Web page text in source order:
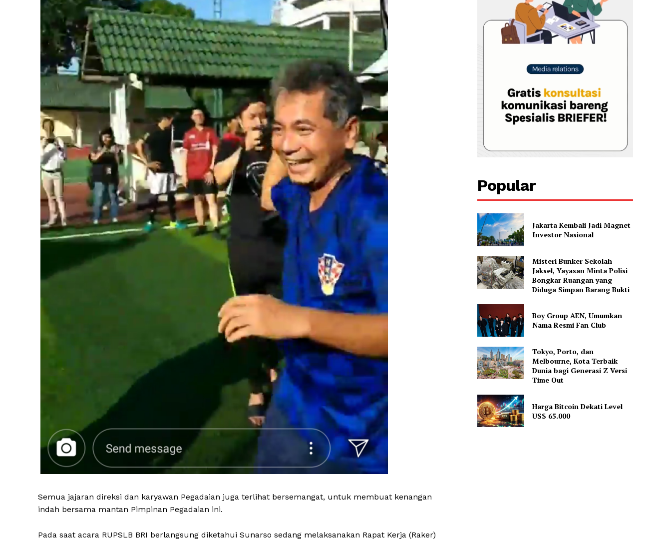
Semua jajaran direksi dan karyawan Pegadaian juga terlihat bersemangat, untuk membuat kenangan
indah bersama mantan Pimpinan Pegadaian ini.
Pada saat acara RUPSLB BRI berlangsung diketahui Sunarso sedang melaksanakan Rapat Kerja (Raker)
Popular
Jakarta Kembali Jadi Magnet
Investor Nasional
Misteri Bunker Sekolah
Jaksel, Yayasan Minta Polisi
Bongkar Ruangan yang
Diduga Simpan Barang Bukti
Boy Group AEN, Umumkan
Nama Resmi Fan Club
Tokyo, Porto, dan
Melbourne, Kota Terbaik
Dunia bagi Generasi Z Versi
Time Out
Harga Bitcoin Dekati Level
US$ 65.000